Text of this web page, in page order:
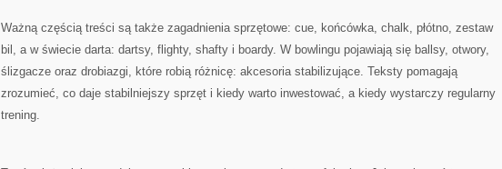
Ważną częścią treści są także zagadnienia sprzętowe: cue, końcówka, chalk, płótno, zestaw
bil, a w świecie darta: dartsy, flighty, shafty i boardy. W bowlingu pojawiają się ballsy, otwory,
ślizgacze oraz drobiazgi, które robią różnicę: akcesoria stabilizujące. Teksty pomagają
zrozumieć, co daje stabilniejszy sprzęt i kiedy warto inwestować, a kiedy wystarczy regularny
trening.